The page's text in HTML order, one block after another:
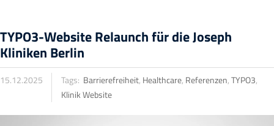
TYPO3-Website Relaunch für die Joseph
Kliniken Berlin
15.12.2025 Tags: Barrierefreiheit, Healthcare, Referenzen,TYPO3,
Klinik Website